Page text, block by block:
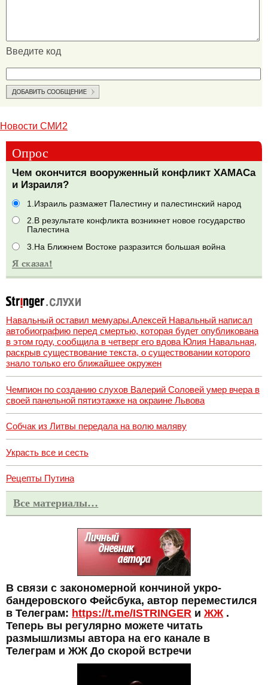
Введите код
Новости СМИ2
Опрос
Чем окончится вооруженный конфликт ХАМАСа
и Израиля?
1.Израиль размажет Палестину и палестинский народ
2.В результате конфликта возникнет новое государство
Палестина
3.На Ближнем Востоке разразится большая война
Навальный оставил мемуары.Алексей Навальный написал
автобиографию перед смертью, которая будет опубликована
в этом году, сообщила в четверг его вдова Юлия Навальная,
раскрыв существование текста, о существовании которого
знало только его ближайшее окружен
Чемпион по созданию слухов Валерий Соловей умер вчера в
своей панельной пятиэтажке на окраине Львова
Собчак из Литвы передала на волю маляву
Украсть все и сесть
Рецепты Путина
Все материалы…
В связи с закономерной кончиной укро-
бандеровского Фейсбука, автор переместился
в Телеграм: https://t.me/ISTRINGER и ЖЖ.
Теперь вы регулярно можете читать
размышлизмы автора на его канале в
Телеграм и ЖЖ До скорой встречи